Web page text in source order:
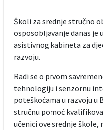
Školi za srednje stručno
osposobljavanje danas je
asistivnog kabineta za
razvoju.
Radi se o prvom
tehnologiju i senzornu
poteškoćama u razvoju u
stručnu pomoć
učenici ove srednje škole,